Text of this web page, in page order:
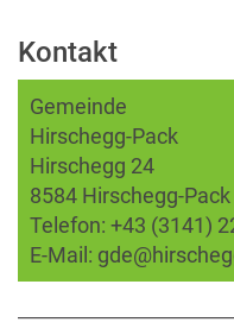
Kontakt
Gemeinde
Hirschegg-Pack
Hirschegg 24
8584 Hirschegg-Pack
Telefon: +43 (3141)
E-Mail: